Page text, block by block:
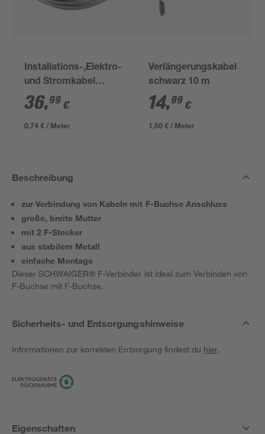
Installations-,Elektro-
und Stromkabel
NYM-J 3x1,5mm² 50
m
36,99 €
0,74 € / Meter
Verlängerungskabel
schwarz 10 m
14,99 €
1,50 € / Meter
Beschreibung
zur Verbindung von Kabeln mit F-Buchse Anschluss
große, breite Mutter
mit 2 F-Stecker
aus stabilem Metall
einfache Montage
Dieser SCHWAIGER® F-Verbinder ist ideal zum Verbinden von
F-Buchse mit F-Buchse.
Sicherheits- und Entsorgungshinweise
Informationen zur korrekten Entsorgung findest du hier.
Eigenschaften